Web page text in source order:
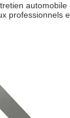
professionnels